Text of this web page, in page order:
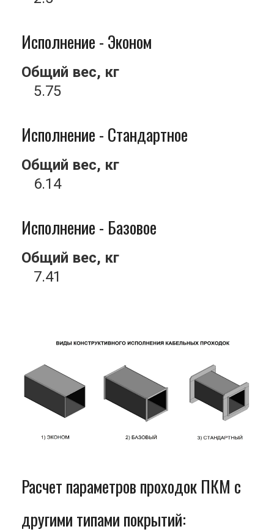
Исполнение - Эконом
Общий вес, кг
5.75
Исполнение - Стандартное
Общий вес, кг
6.14
Исполнение - Базовое
Общий вес, кг
7.41
Расчет параметров проходок ПКМ с
другими типами покрытий: